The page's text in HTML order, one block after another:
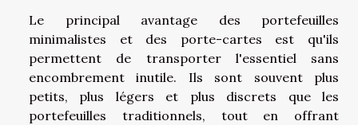
Le principal avantage des portefeuilles
minimalistes et des porte-cartes est qu'ils
permettent de transporter l'essentiel sans
encombrement inutile. Ils sont souvent plus
petits, plus légers et plus discrets que les
portefeuilles traditionnels, tout en offrant